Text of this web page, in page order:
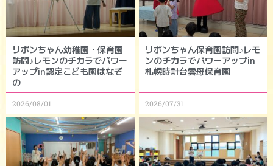
リボンちゃん幼稚園・保育園
訪問♪レモンのチカラでパワー
アップin認定こども園はなぞ
の
2026/08/01
リボンちゃん保育園訪問♪レモ
ンのチカラでパワーアップin
札幌時計台雲母保育園
2026/07/31